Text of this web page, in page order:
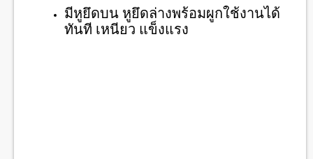
มีหูยึดบน หูยึดล่างพร้อมผูกใช้งานได้
ทันที เหนียว แข็งแรง